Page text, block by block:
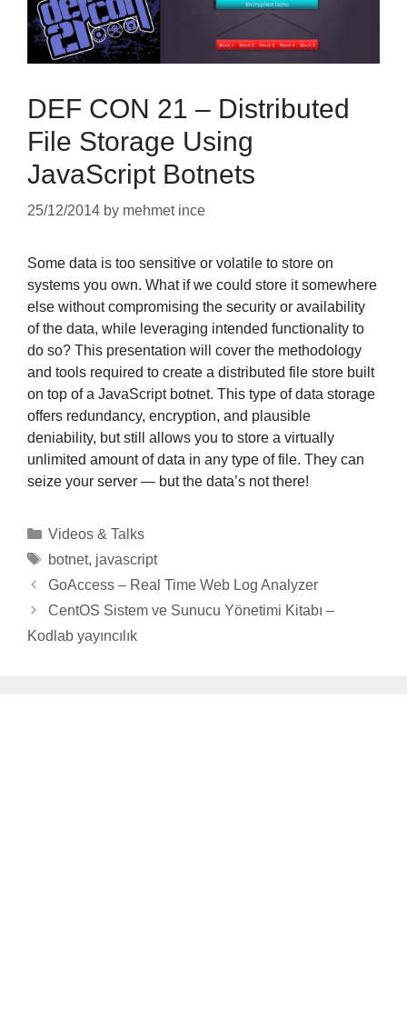
DEF CON 21 – Distributed
File Storage Using
JavaScript Botnets
25/12/2014 by mehmet ince
Some data is too sensitive or volatile to store on
systems you own. What if we could store it somewhere
else without compromising the security or availability
of the data, while leveraging intended functionality to
do so? This presentation will cover the methodology
and tools required to create a distributed file store built
on top of a JavaScript botnet. This type of data storage
offers redundancy, encryption, and plausible
deniability, but still allows you to store a virtually
unlimited amount of data in any type of file. They can
seize your server — but the data’s not there!
Categories
Videos & Talks
Tags
botnet, javascript
GoAccess – Real Time Web Log Analyzer
CentOS Sistem ve Sunucu Yönetimi Kitabı –
Kodlab yayıncılık